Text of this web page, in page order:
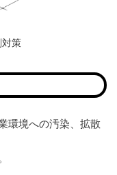
対策
環境への汚染、拡散